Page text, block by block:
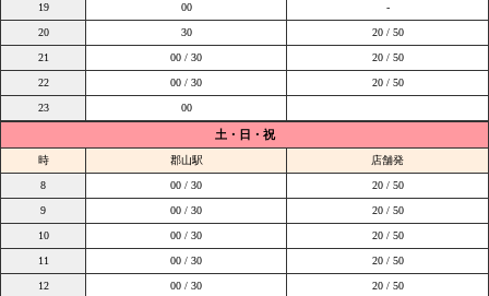
19 00 -
20 30 20 / 50
21 00 / 30 20 / 50
22 00 / 30 20 / 50
23 00
土・日・祝
時 郡山駅 店舗発
8 00 / 30 20 / 50
9 00 / 30 20 / 50
10 00 / 30 20 / 50
11 00 / 30 20 / 50
12 00 / 30 20 / 50